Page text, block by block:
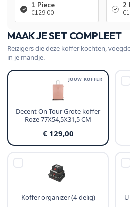
1 Piece
€129,00
2
MAAK JE SET COMPLEET
Reizigers die deze koffer kochten,
in je mandje.
JOUW KOFFER
Decent On Tour Grote koffer
Roze 77X54,5X31,5 CM
€ 129,00
Koffer organizer (4-delig)